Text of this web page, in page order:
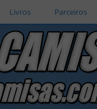
Livros Parceiros